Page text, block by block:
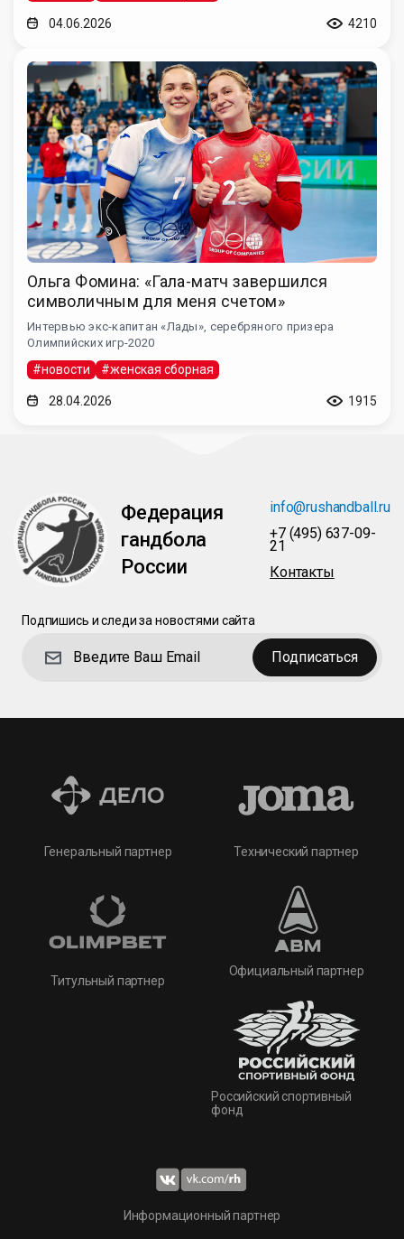
04.06.2026 4210
Ольга Фомина: «Гала-матч завершился
символичным для меня счетом»
Интервью экс-капитан «Лады», серебряного призера
Олимпийских игр-2020
#новости #женская сборная
28.04.2026 1915
Федерация
гандбола
России
info@rushandball.ru
+7 (495) 637-09-
21
Контакты
Подпишись и следи за новостями сайта
Подписаться
Генеральный партнер
Титульный партнер
Технический партнер
Официальный партнер
Российский спортивный
фонд
Информационный партнер